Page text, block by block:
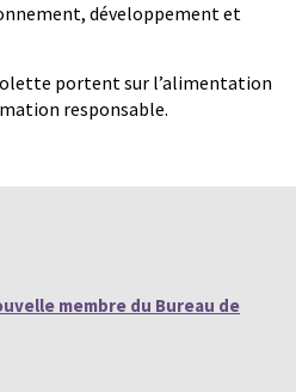
développement et
portent sur l’alimentation
responsable.
membre du Bureau de